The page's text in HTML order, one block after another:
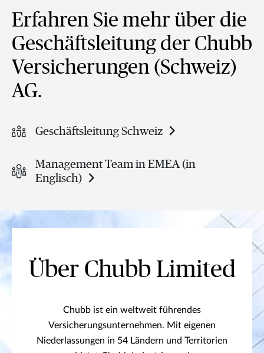
Erfahren Sie mehr über die
Geschäftsleitung der Chubb
Versicherungen (Schweiz)
AG.
Geschäftsleitung Schweiz
Management Team in EMEA (in
Englisch)
Über Chubb Limited
Chubb ist ein weltweit führendes
Versicherungsunternehmen. Mit eigenen
Niederlassungen in 54 Ländern und Territorien